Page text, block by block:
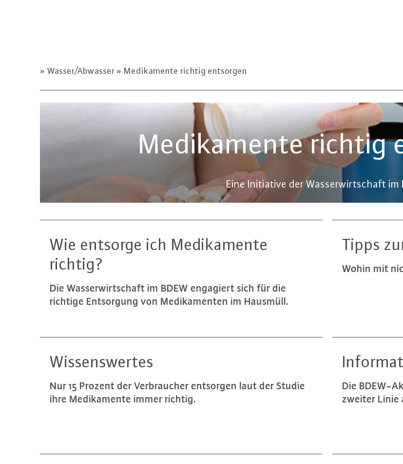
Wasser/Abwasser Medikamente richtig entsorgen
Medikamente richtig
Eine Initiative der Wasserwirtschaft im
Wie entsorge ich Me­di­ka­men­te
richtig?
Die Was­ser­wirt­schaft im BDEW engagiert sich für die
richtige Ent­sor­gung von Me­di­ka­men­ten im Hausmüll.
Tipps
Wohin mit
Wis­sens­wer­tes
Nur 15 Prozent der Ver­brau­cher entsorgen laut der Studie
ihre Me­di­ka­men­te immer richtig.
Die BDEW-
zweiter Linie